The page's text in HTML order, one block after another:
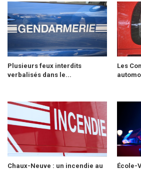
Plusieurs feux interdits
verbalisés dans le...
Les
Chaux-Neuve : un incendie au
École-